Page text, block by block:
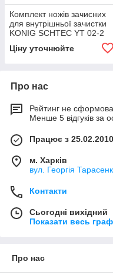
Комплект ножів зачисних
для внутрішньої зачистки
KONIG SCHTEC YT 02-2
Ціну уточнюйте
Про нас
Рейтинг не
Менше 5 відгуків за
Працює з 25.02.2010
м. Харків
вул. Георгія
Контакти
Сьогодні вихідний
Показати весь
Про нас